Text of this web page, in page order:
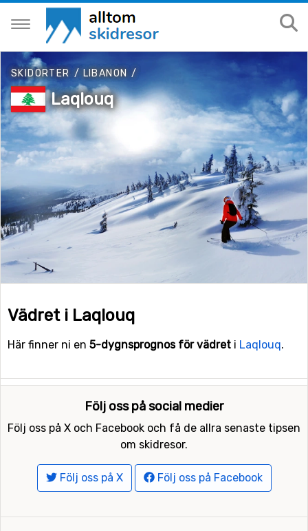
SKIDORTER / LIBANON /
Laqlouq
Vädret i Laqlouq
Här finner ni en 5-dygnsprognos för vädret i Laqlouq.
Följ oss på social medier
Följ oss på X och Facebook och få de allra senaste tipsen
om skidresor.
Följ oss på X Följ oss på Facebook